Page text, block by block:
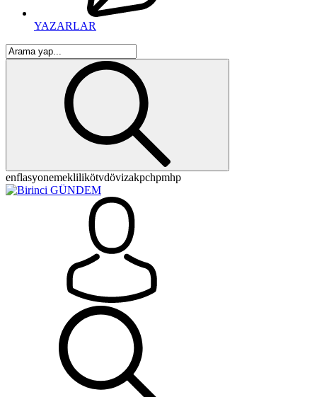
YAZARLAR
enflasyonemeklilikötvdövizakpchpmhp